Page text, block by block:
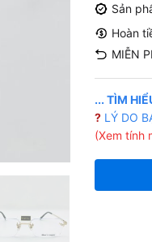
Sản
Hoàn
MIỄN
... TÌM
? LÝ DO
(Xem tính